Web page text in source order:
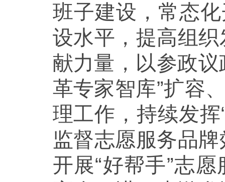
班子建设，常态
设水平，提高组
献力量，以参政议
革专家智库”扩容
理工作，持续发
监督志愿服务品
开展“好帮手”志